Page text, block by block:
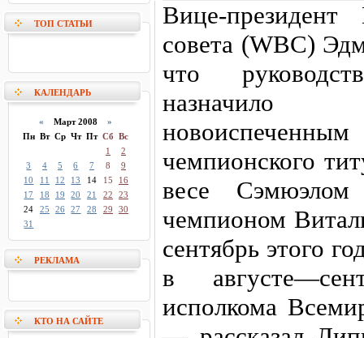
ТОП СТАТЬИ
КАЛЕНДАРЬ
« Март 2008 »
Пн Вт Ср Чт Пт Сб Вс
1
2
3
4 5 6 7 8
9
10
11 12 13 14 15
16
17
18 19 20 21 22
23
24
25 26 27 28 29
30
31
РЕКЛАМА
КТО НА САЙТЕ
Вице-президент
совета (WBC)
что
назначило
чемпионского
весе
чемпионом
сентябрь этого
в
исполкома